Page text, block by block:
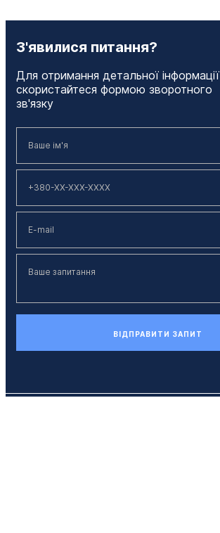
З'явилися питання?
Для отримання детальної інформації
скористайтеся формою зворотного
зв'язку
ВІДПРАВИТИ ЗАПИТ